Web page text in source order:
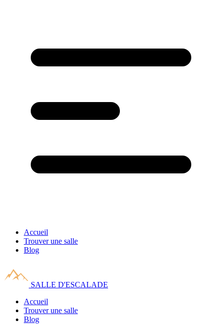
Accueil
Trouver une salle
Blog
SALLE D'ESCALADE
Accueil
Trouver une salle
Blog